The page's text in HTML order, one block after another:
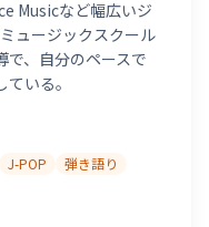
Musicなど幅広いジ
ュージックスクール
で、自分のペースで
いる。
J-POP 弾き語り